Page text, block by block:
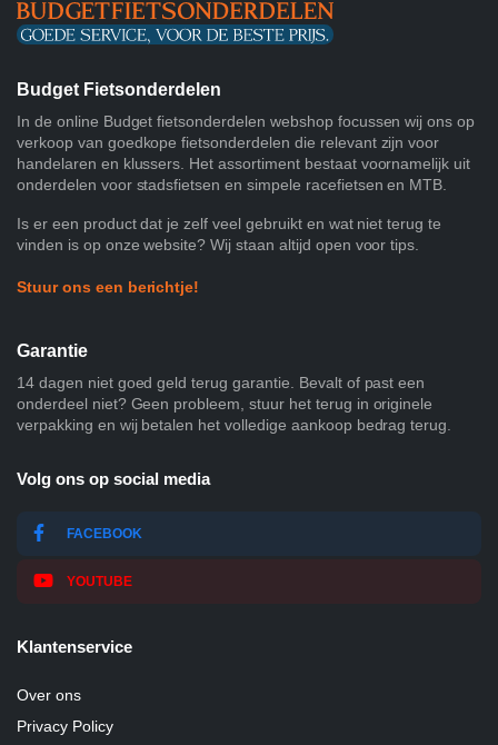
Budget Fietsonderdelen
In de online Budget fietsonderdelen webshop focussen wij ons op
verkoop van goedkope fietsonderdelen die relevant zijn voor
handelaren en klussers. Het assortiment bestaat voornamelijk uit
onderdelen voor stadsfietsen en simpele racefietsen en MTB.
Is er een product dat je zelf veel gebruikt en wat niet terug te
vinden is op onze website? Wij staan altijd open voor tips.
Stuur ons een berichtje!
Garantie
14 dagen niet goed geld terug garantie. Bevalt of past een
onderdeel niet? Geen probleem, stuur het terug in originele
verpakking en wij betalen het volledige aankoop bedrag terug.
Volg ons op social media
FACEBOOK
YOUTUBE
Klantenservice
Over ons
Privacy Policy